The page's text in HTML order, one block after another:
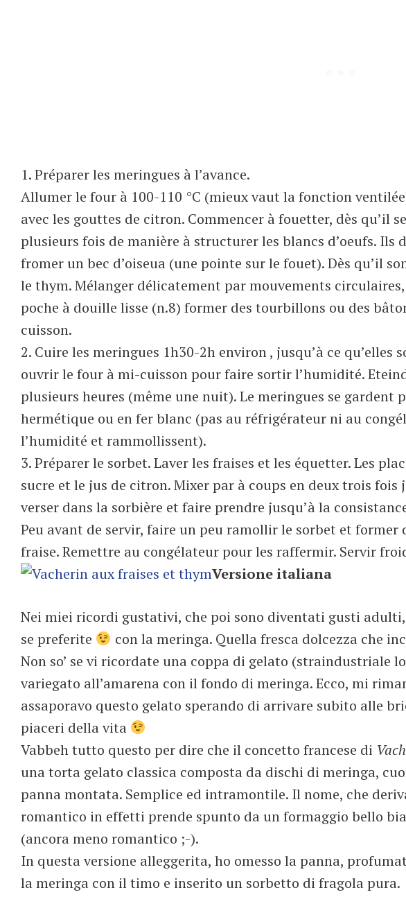
1. Préparer les meringues à l’avance.
Allumer le four à 100-110 °C (mieux vaut la fonction
avec les gouttes de citron. Commencer à fouetter, dès qu’il
plusieurs fois de manière à structurer les blancs d’oeufs.
fromer un bec d’oiseua (une pointe sur le fouet). Dès qu’il
le thym. Mélanger délicatement par mouvements circulaires,
poche à douille lisse (n.8) former des tourbillons ou des
cuisson.
2. Cuire les meringues 1h30-2h environ , jusqu’à ce
ouvrir le four à mi-cuisson pour faire sortir l’humidité.
plusieurs heures (même une nuit). Le meringues se gardent
hermétique ou en fer blanc (pas au réfrigérateur ni au
l’humidité et rammollissent).
3. Préparer le sorbet. Laver les fraises et les équetter. Les
sucre et le jus de citron. Mixer par à coups en deux trois
verser dans la sorbière et faire prendre jusqu’à la
Peu avant de servir, faire un peu ramollir le sorbet et former
fraise. Remettre au congélateur pour les raffermir. Servir
Versione italiana
Nei miei ricordi gustativi, che poi sono diventati gusti
se preferite
con la meringa. Quella fresca dolcezza che
Non so’ se vi ricordate una coppa di gelato (straindustriale lo
variegato all’amarena con il fondo di meringa. Ecco, mi
assaporavo questo gelato sperando di arrivare subito alle
piaceri della vita
Vabbeh tutto questo per dire che il concetto francese di
una torta gelato classica composta da dischi di meringa,
panna montata. Semplice ed intramontile. Il nome, che
romantico in effetti prende spunto da un formaggio bello
(ancora meno romantico ;-).
In questa versione alleggerita, ho omesso la panna,
la meringa con il timo e inserito un sorbetto di fragola pura.